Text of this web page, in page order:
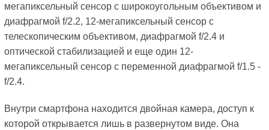
мегапиксельный сенсор с широкоугольным объективом и
диафрагмой f/2.2, 12-мегапиксельный сенсор с
телескопическим объективом, диафрагмой f/2.4 и
оптической стабилизацией и еще один 12-
мегапиксельный сенсор с переменной диафрагмой f/1.5 -
f/2.4.
Внутри смартфона находится двойная камера, доступ к
которой открывается лишь в развернутом виде. Она